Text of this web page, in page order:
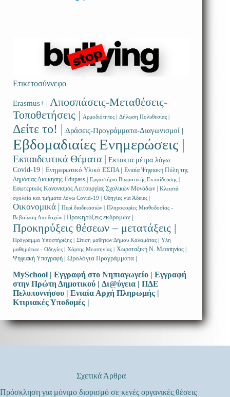
Ετικετοσύννεφο
Erasmus+ | Αποσπάσεις-Μεταθέσεις-
Τοποθετήσεις | Αρμοδιότητες | Δήλωση Πολυθεσίας |
Δείτε το! | Δράσεις-Προγράμματα-Διαγωνισμοί |
Εβδομαδιαίες Ενημερώσεις |
Εκπαιδευτικά Θέματα | Εκτακτα μέτρα λόγω
Covid-19 | Ενημερωτικό Υλικό ΕΣΠΑ | Ενιαία Ψηφιακή Πύλη της
Δημόσιας Διοίκησης-Edupass |
Εργαστήριο Βιωματικής Εκπαίδευσης |
Εσωτερικός Κανονισμός Λειτουργίας Σχολικών Μονάδων |
Κλειστά
σχολεία και τμήματα λόγω Covid-19 |
Οδηγίες για Άδειες |
Οικονομικά | Περί διαδικασιών |
Πληροφορίες Μισθοδοσίας -
Βεβαίωση Αποδοχών |
Προκηρύξεις εκδρομών |
Προκηρύξεις θέσεων – μετατάξεις |
Πρόγραμμα Υποστήριξης | Σίτιση μαθητών Δήμου Καλαμάτας |
Υλη
μαθημάτων - Οδηγίες |
Χάρτης Μεσσηνίας |
Χωροταξική Ν. Μεσσηνίας |
Ψηφιακή Υπογραφή |
Ωρολόγια Προγράμματα |
MySchool | Εγγραφή στο Νηπιαγωγείο | Εγγραφή
στην Πρώτη Δημοτικού | Δι@ύγεια | ΠΔΕ
Πελοποννήσου | Ενιαία Αρχή Πληρωμής |
Κτιριακές Υποδομές |
Σχετικά Άρθρα
Πρόσκληση για μόνιμο διορισμό σε κενές οργανικές θέσεις